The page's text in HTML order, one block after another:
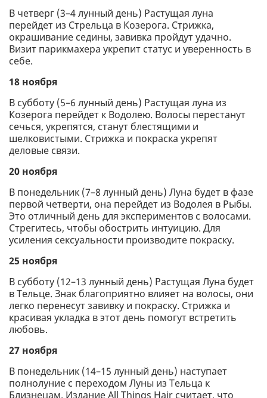
В четверг (3–4 лунный день) Растущая луна
перейдет из Стрельца в Козерога. Стрижка,
окрашивание седины, завивка пройдут удачно.
Визит парикмахера укрепит статус и уверенность в
себе.
18 ноября
В субботу (5–6 лунный день) Растущая луна из
Козерога перейдет к Водолею. Волосы перестанут
сечься, укрепятся, станут блестящими и
шелковистыми. Стрижка и покраска укрепят
деловые связи.
20 ноября
В понедельник (7–8 лунный день) Луна будет в фазе
первой четверти, она перейдет из Водолея в Рыбы.
Это отличный день для экспериментов с волосами.
Стрегитесь, чтобы обострить интуицию. Для
усиления сексуальности производите покраску.
25 ноября
В субботу (12–13 лунный день) Растущая Луна будет
в Тельце. Знак благоприятно влияет на волосы, они
легко перенесут завивку и покраску. Стрижка и
красивая укладка в этот день помогут встретить
любовь.
27 ноября
В понедельник (14–15 лунный день) наступает
полнолуние с переходом Луны из Тельца к
Близнецам. Издание All Things Hair считает, что